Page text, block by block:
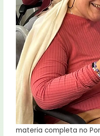
materia completa no